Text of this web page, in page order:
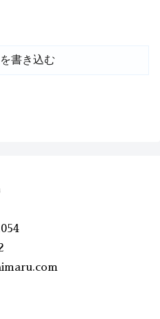
書き込む